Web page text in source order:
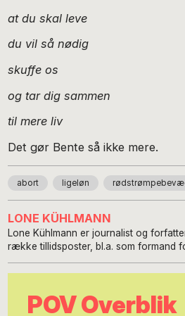
at du skal leve
du vil så nødig
skuffe os
og tar dig sammen
til mere liv
Det gør Bente så ikke mere.
abort ligeløn
LONE KÜHLMANN
Lone Kühlmann er journalist og
række tillidsposter, bl.a. som formand
POV Overblik